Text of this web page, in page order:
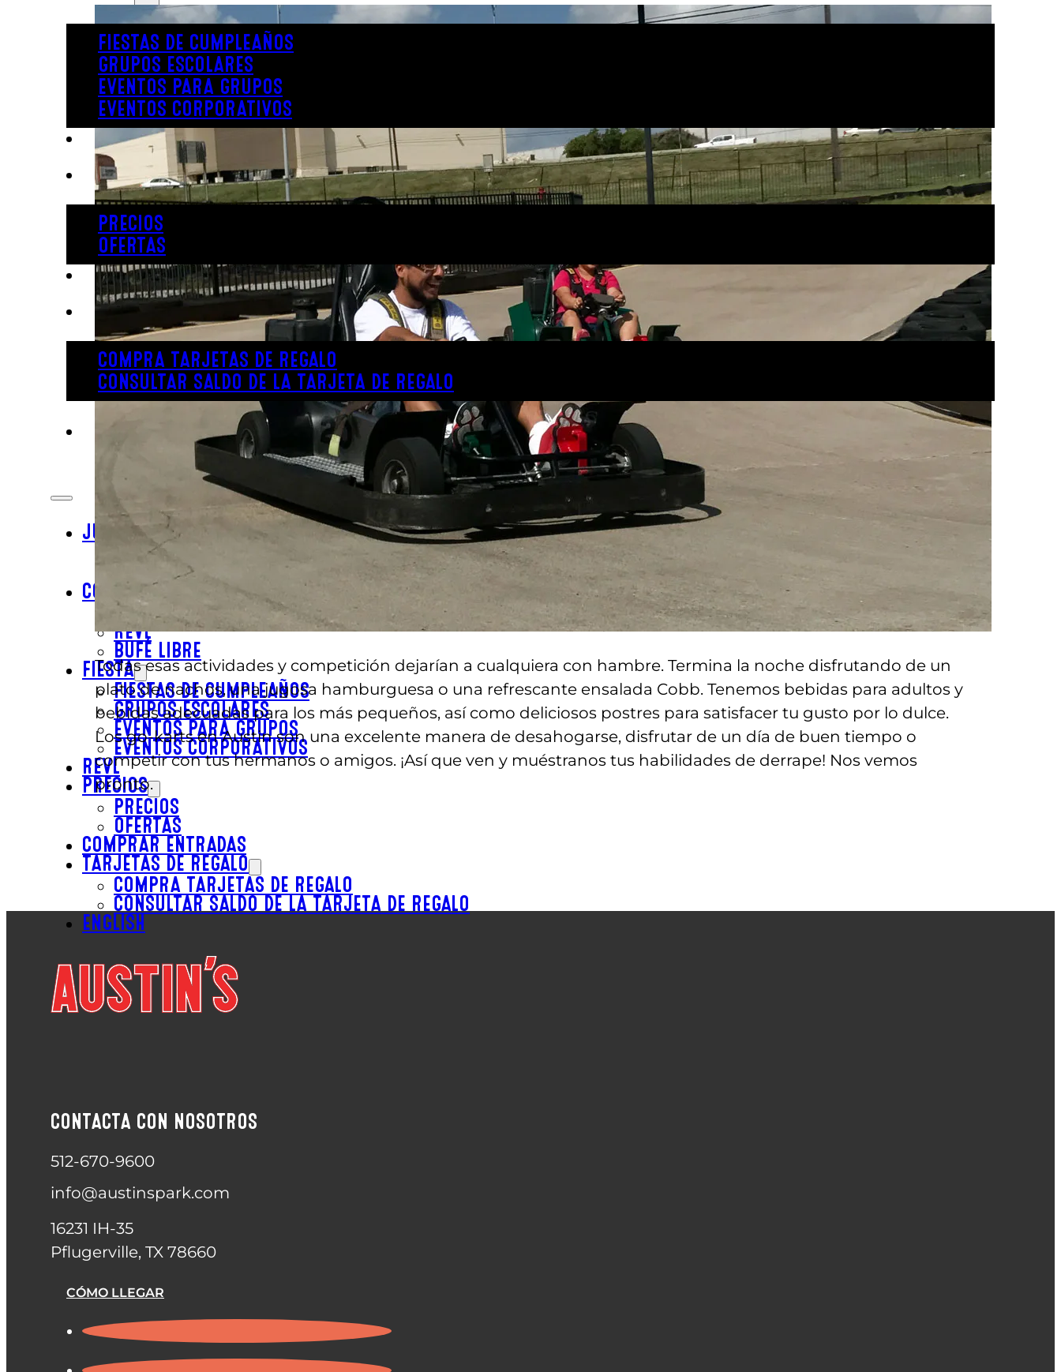
FIESTAS DE CUMPLEAÑOS
GRUPOS ESCOLARES
EVENTOS PARA GRUPOS
EVENTOS CORPORATIVOS
PRECIOS
PRECIOS
OFERTAS
COMPRAR ENTRADAS
TARJETAS DE REGALO
COMPRA TARJETAS DE REGALO
CONSULTAR SALDO DE LA TARJETA DE REGALO
ENGLISH
JUGAR
DIVERSIÓN BAJO TECHO
DIVERSIÓN AL AIRE LIBRE
COMER
BAR & PARRILLA
REVL
BUFÉ LIBRE
FIESTA
FIESTAS DE CUMPLEAÑOS
GRUPOS ESCOLARES
EVENTOS PARA GRUPOS
EVENTOS CORPORATIVOS
REVL
PRECIOS
PRECIOS
OFERTAS
COMPRAR ENTRADAS
TARJETAS DE REGALO
COMPRA TARJETAS DE REGALO
CONSULTAR SALDO DE LA TARJETA DE REGALO
ENGLISH
Todas esas actividades y competición dejarían a cualquiera con hambre. Termina la noche disfrutando de un
plato de nachos, una jugosa hamburguesa o una refrescante ensalada Cobb. Tenemos bebidas para adultos y
bebidas adecuadas para los más pequeños, así como deliciosos postres para satisfacer tu gusto por lo dulce.
Los go-karts en Austin son una excelente manera de desahogarse, disfrutar de un día de buen tiempo o
competir con tus hermanos o amigos. ¡Así que ven y muéstranos tus habilidades de derrape! Nos vemos
pronto.
CONTACTA CON NOSOTROS
512-670-9600
info@austinspark.com
16231 IH-35
Pflugerville, TX 78660
CÓMO LLEGAR